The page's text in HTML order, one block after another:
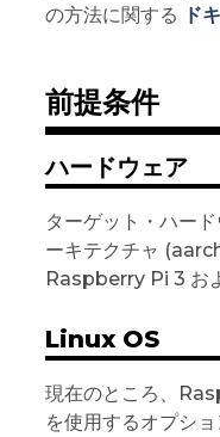
の方法に関する ド
前提条件
ハードウェア
ターゲット・ハー
ーキテクチャ
Raspberry Pi 3 お
Linux OS
現在のところ、
を使用するオプシ